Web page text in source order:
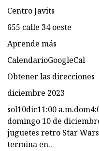
Centro Javits
655 calle 34 oeste
Aprende más
CalendarioGoogleCal
Obtener las direcciones
diciembre 2023
sol10dic11:00
domingo 10 de
juguetes retro Star
termina en..